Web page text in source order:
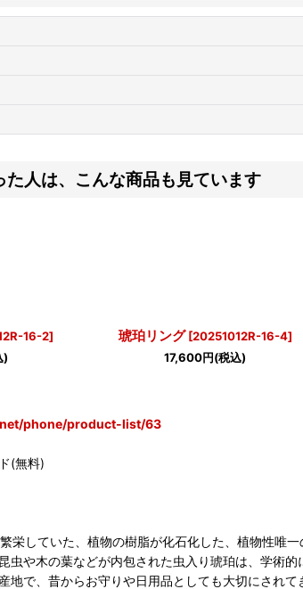
た人は、こんな商品も見ています
16-2]
)
琥珀リング [20251012R-16-4]
17,600円(税込)
phone/product-list/63
(無料)
栄していた、植物の樹脂が化石化した、植物性唯一
虫や木の葉などが内包された虫入り琥珀は、学術的
地で、昔からお守りや日用品としても大切にされて